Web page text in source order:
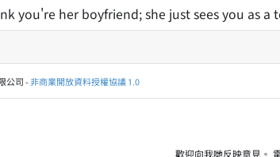
you're her boyfriend; she just sees you as a
公司 -非商業開放資料授權協議 1.0
歡迎向我哋反映意見。